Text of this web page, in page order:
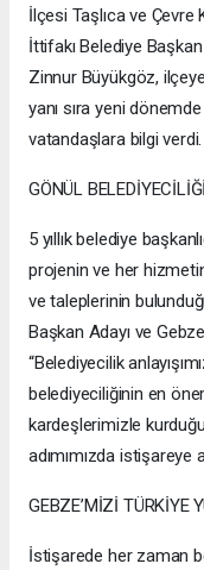
İlçesi Taşlıca ve Çevre
İttifakı Belediye
Zinnur Büyükgöz,
yanı sıra yeni
vatandaşlara bilgi verdi.
GÖNÜL
5 yıllık belediye
projenin ve her
ve taleplerinin
Başkan Adayı ve
“Belediyecilik
belediyeciliğinin en
kardeşlerimizle
adımımızda istişareye
GEBZE’MİZİ TÜRKİYE
İstişarede her zaman